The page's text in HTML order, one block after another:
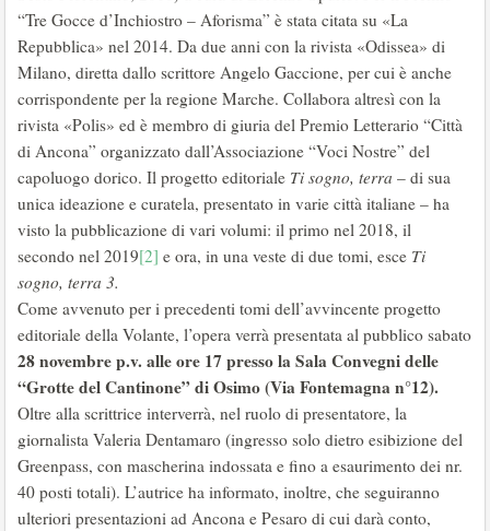
“Tre Gocce d’Inchiostro – Aforisma” è stata citata su «La
Repubblica» nel 2014. Da due anni con la rivista «Odissea» di
Milano, diretta dallo scrittore Angelo Gaccione, per cui è anche
corrispondente per la regione Marche. Collabora altresì con la
rivista «Polis» ed è membro di giuria del Premio Letterario “Città
di Ancona” organizzato dall’Associazione “Voci Nostre” del
capoluogo dorico. Il progetto editoriale Ti sogno, terra – di sua
unica ideazione e curatela, presentato in varie città italiane – ha
visto la pubblicazione di vari volumi: il primo nel 2018, il
secondo nel 2019[2] e ora, in una veste di due tomi, esce Ti
sogno, terra 3.
Come avvenuto per i precedenti tomi dell’avvincente progetto
editoriale della Volante, l’opera verrà presentata al pubblico sabato
28 novembre p.v. alle ore 17 presso la Sala Convegni delle
“Grotte del Cantinone” di Osimo (Via Fontemagna n°12).
Oltre alla scrittrice interverrà, nel ruolo di presentatore, la
giornalista Valeria Dentamaro (ingresso solo dietro esibizione del
Greenpass, con mascherina indossata e fino a esaurimento dei nr.
40 posti totali). L’autrice ha informato, inoltre, che seguiranno
ulteriori presentazioni ad Ancona e Pesaro di cui darà conto,